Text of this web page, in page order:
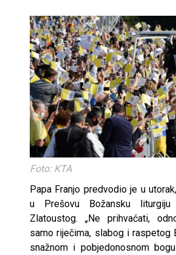
Foto: KTA
Papa Franjo predvodio je u
u Prešovu Božansku
Zlatoustog. „Ne prihvaćati,
samo riječima, slabog i raspetog
snažnom i pobjedonosnom